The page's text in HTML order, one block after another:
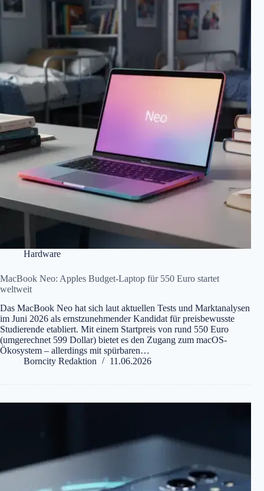
Hardware
MacBook Neo: Apples Budget-Laptop für 550 Euro startet
weltweit
Das MacBook Neo hat sich laut aktuellen Tests und Marktanalysen
im Juni 2026 als ernstzunehmender Kandidat für preisbewusste
Studierende etabliert. Mit einem Startpreis von rund 550 Euro
(umgerechnet 599 Dollar) bietet es den Zugang zum macOS-
Ökosystem – allerdings mit spürbaren…
Borncity Redaktion
11.06.2026